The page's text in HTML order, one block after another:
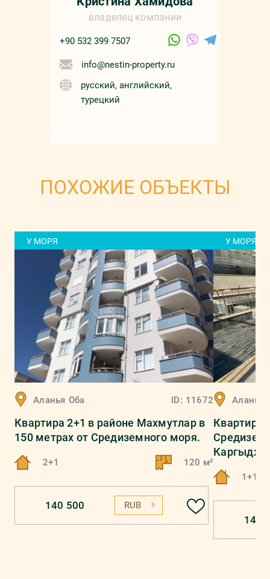
владелец компании
+90 532 399 7507
info@nestin-property.ru
русский, английский,
турецкий
ПОХОЖИЕ ОБЪЕКТЫ
У МОРЯ
Аланья Оба ID: 11672
Квартира 2+1 в районе Махмутлар в
150 метрах от Средиземного моря.
2+1 120 м²
140 500 RUB
У МОРЯ
Аланья
Квартира
1+1
143